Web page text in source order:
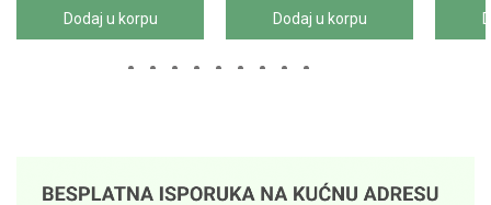
Dodaj u korpu Dodaj u korpu